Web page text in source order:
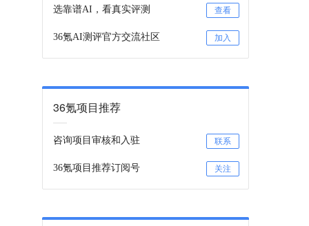
选靠谱AI，看真实评测 查看
36氪AI测评官方交流社区 加入
36氪项目推荐
咨询项目审核和入驻 联系
36氪项目推荐订阅号 关注